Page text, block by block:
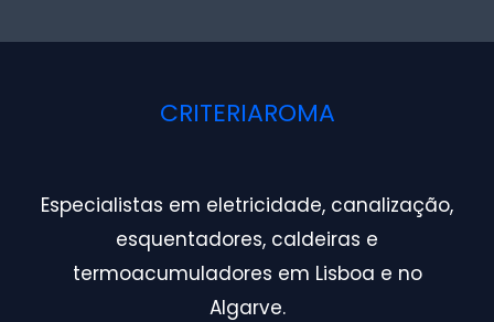
CRITERIAROMA
Especialistas em eletricidade, canalização,
esquentadores, caldeiras e
termoacumuladores em Lisboa e no
Algarve.